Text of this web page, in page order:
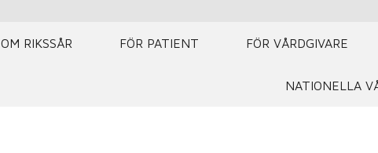
OM RIKSSÅR FÖR PATIENT FÖR VÅRDGIVARE
NATIONELLA